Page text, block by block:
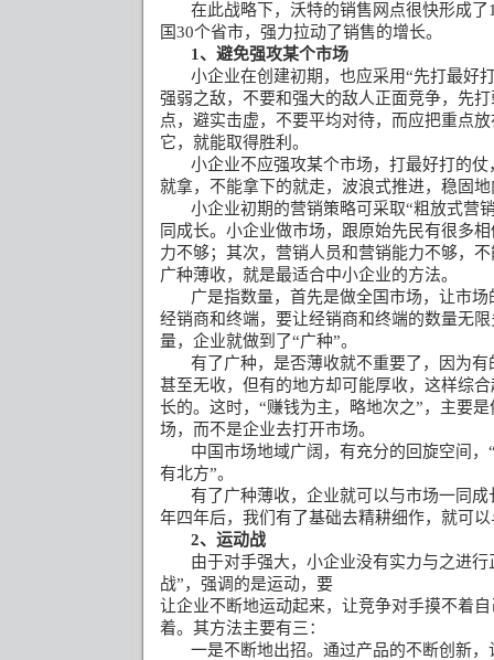
在此战略下，沃特的销售网点很快形成了
国30个省市，强力拉动了销售的增长。
1、避免强攻某个市场
小企业在创建初期，也应采用“先打最好
强弱之敌，不要和强大的敌人正面竞争，先
点，避实击虚，不要平均对待，而应把重点
它，就能取得胜利。
小企业不应强攻某个市场，打最好打的
就拿，不能拿下的就走，波浪式推进，稳固
小企业初期的营销策略可采取“粗放式营
同成长。小企业做市场，跟原始先民有很多
力不够；其次，营销人员和营销能力不够，
广种薄收，就是最适合中小企业的方法。
广是指数量，首先是做全国市场，让市
经销商和终端，要让经销商和终端的数量无
量，企业就做到了“广种”。
有了广种，是否薄收就不重要了，因为
甚至无收，但有的地方却可能厚收，这样综
长的。这时， “赚钱为主，略地次之”，主要
场，而不是企业去打开市场。
中国市场地域广阔，有充分的回旋空间，
有北方”。
有了广种薄收，企业就可以与市场一同
年四年后，我们有了基础去精耕细作，就可
2、运动战
由于对手强大，小企业没有实力与之进
战”，强调的是运动，要
让企业不断地运动起来，让竞争对手摸不着
着。其方法主要有三：
一是不断地出招。通过产品的不断创新